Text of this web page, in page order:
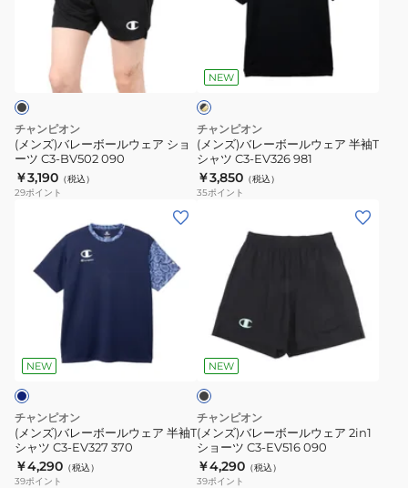
ル
ウ
ェ
ア
シ
C3-
BV502
チャンピオン
(メンズ)バレーボールウェア ショ
ーツ C3-BV502 090
￥3,190 （税込）
29ポイント
ー
ル
ウ
ェ
ア
半
C3-
EV326
981
NEW
ブ
ラ
ッ
ク
ゴ
ー
ル
ド
チャンピオン
(メンズ)バレーボールウェア 半袖T
シャツ C3-EV326 981
￥3,850 （税込）
35ポイント
ー
ル
ウ
ェ
ア
半
NEW
チャンピオン
(メンズ)バレーボールウェア 半袖T
シャツ C3-EV327 370
￥4,290 （税込）
39ポイント
ー
ル
ウ
ェ
ア
2in1
NEW
ッ
チャンピオン
(メンズ)バレーボールウェア 2in1
ショーツ C3-EV516 090
￥4,290 （税込）
39ポイント